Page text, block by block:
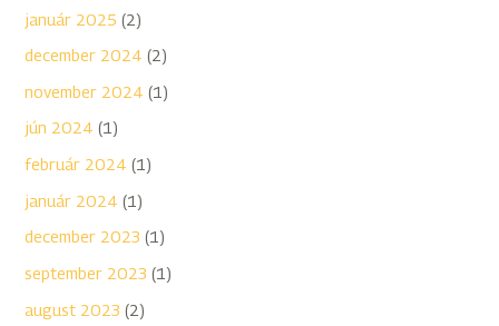
január 2025 (2)
december 2024 (2)
november 2024 (1)
jún 2024 (1)
február 2024 (1)
január 2024 (1)
december 2023 (1)
september 2023 (1)
august 2023 (2)